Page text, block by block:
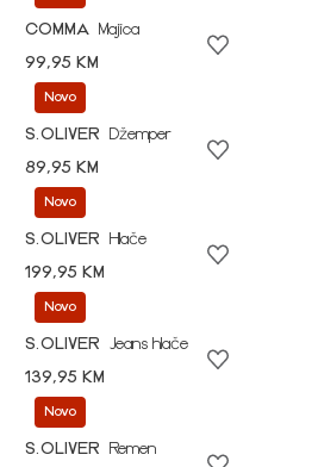
COMMA
Majica
99,95 KM
Novo
S.OLIVER
Džemper
89,95 KM
Novo
S.OLIVER
Hlače
199,95 KM
Novo
S.OLIVER
Jeans hlače
139,95 KM
Novo
S.OLIVER
Remen